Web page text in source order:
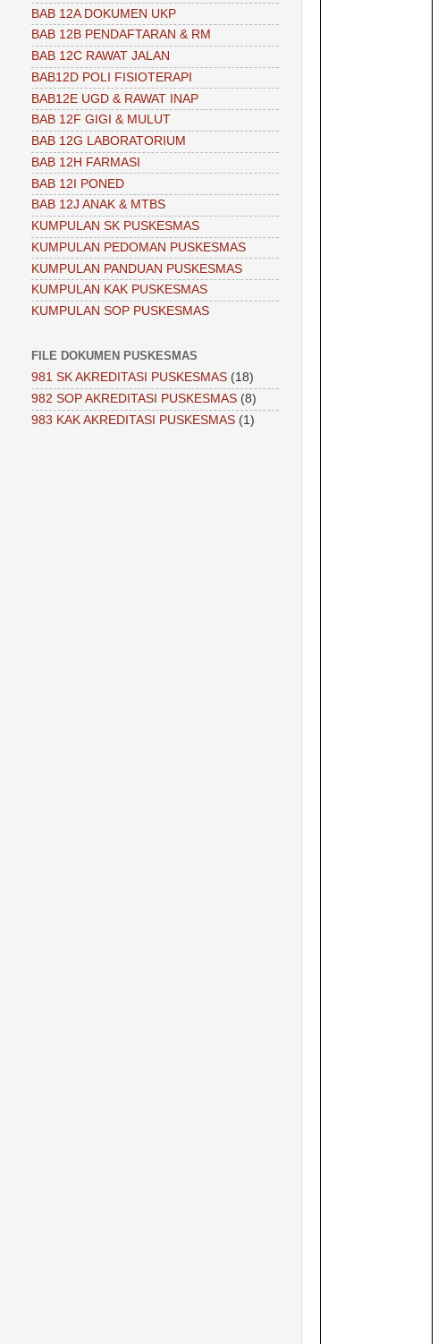
BAB 12A DOKUMEN UKP
BAB 12B PENDAFTARAN & RM
BAB 12C RAWAT JALAN
BAB12D POLI FISIOTERAPI
BAB12E UGD & RAWAT INAP
BAB 12F GIGI & MULUT
BAB 12G LABORATORIUM
BAB 12H FARMASI
BAB 12I PONED
BAB 12J ANAK & MTBS
KUMPULAN SK PUSKESMAS
KUMPULAN PEDOMAN PUSKESMAS
KUMPULAN PANDUAN PUSKESMAS
KUMPULAN KAK PUSKESMAS
KUMPULAN SOP PUSKESMAS
FILE DOKUMEN PUSKESMAS
981 SK AKREDITASI PUSKESMAS (18)
982 SOP AKREDITASI PUSKESMAS (8)
983 KAK AKREDITASI PUSKESMAS (1)